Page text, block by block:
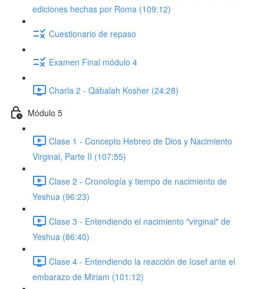
ediciones hechas por Roma (109:12)
Cuestionario de repaso
Examen Final módulo 4
Charla 2 - Qábalah Kosher (24:28)
Módulo 5
Clase 1 - Concepto Hebreo de Dios y Nacimiento
Virginal, Parte II (107:55)
Clase 2 - Cronología y tiempo de nacimiento de
Yeshua (96:23)
Clase 3 - Entendiendo el nacimiento "virginal" de
Yeshua (86:40)
Clase 4 - Entendiendo la reacción de Iosef ante el
embarazo de Miriam (101:12)